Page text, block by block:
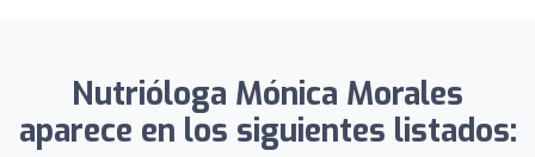
Nutrióloga Mónica Morales
aparece en los siguientes listados: